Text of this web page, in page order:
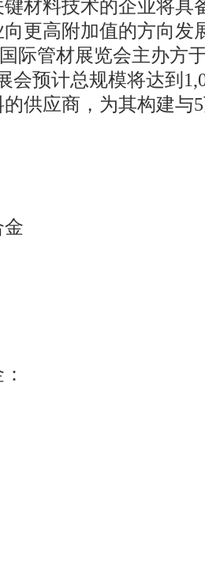
材料技术的企业将具
更高附加值的方向发
际管材展览会主办方
会预计总规模将达到
供应商，为其构建与